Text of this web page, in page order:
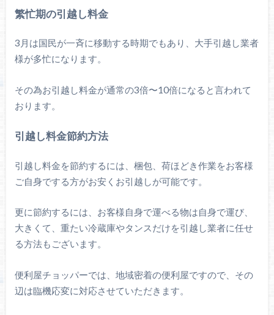
繁忙期の引越し料金
3月は国民が一斉に移動する時期でもあり、大手引越し業者
様が多忙になります。
その為お引越し料金が通常の3倍〜10倍になると言われて
おります。
引越し料金節約方法
引越し料金を節約するには、梱包、荷ほどき作業をお客様
ご自身でする方がお安くお引越しが可能です。
更に節約するには、お客様自身で運べる物は自身で運び、
大きくて、重たい冷蔵庫やタンスだけを引越し業者に任せ
る方法もございます。
便利屋チョッパーでは、地域密着の便利屋ですので、その
辺は臨機応変に対応させていただきます。